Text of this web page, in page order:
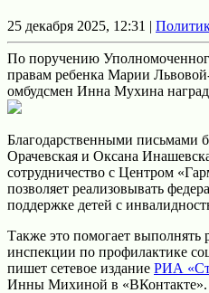
25 декабря 2025, 12:31 |
По поручению
правам ребенка Марии
омбудсмен Инна Мухина
Благодарственными письмами
Орачевская и Оксана
сотрудничество с Центром
позволяет реализовывать
поддержке детей с
Также это помогает выполнять
инспекции по профилактике
пишет сетевое издание РИА
Инны Михиной в «ВКонтакте».